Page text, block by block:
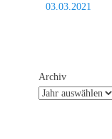
Vorheriger
03.03.2021
Archiv